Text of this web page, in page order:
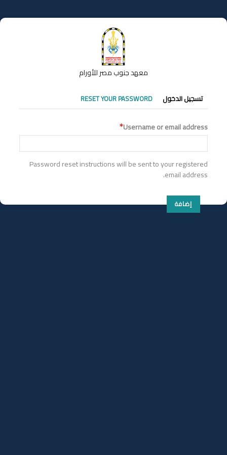
إلى
المحتوى
معهد جنوب مصر للأورام
التبويبات
الأساسية
تسجيل الدخول RESET YOUR PASSWORD
Username or email address
Password reset instructions will be sent to your registered
email address.